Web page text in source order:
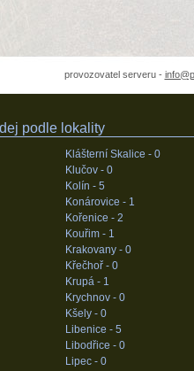
provozovatel serveru -
podle lokality
Klášterní Skalice - 0
Klučov - 0
Kolín - 5
Konárovice - 1
Kořenice - 2
Kouřim - 1
Krakovany - 0
Křečhoř - 0
Krupá - 1
Krychnov - 0
Kšely - 0
Libenice - 5
Libodřice - 0
Lipec - 0